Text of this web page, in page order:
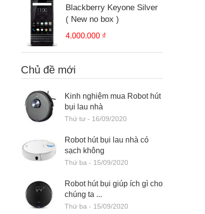
Blackberry Keyone Silver
( New no box )
4.000.000 ₫
Chủ đề mới
Kinh nghiệm mua Robot hút
bụi lau nhà
Thứ tư - 16/09/2020
Robot hút bụi lau nhà có
sạch không
Thứ ba - 15/09/2020
Robot hút bụi giúp ích gì cho
chúng ta ...
Thứ ba - 15/09/2020